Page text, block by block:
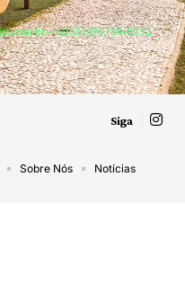
– tel.(11)91754-6532
Siga
Sobre Nós Notícias